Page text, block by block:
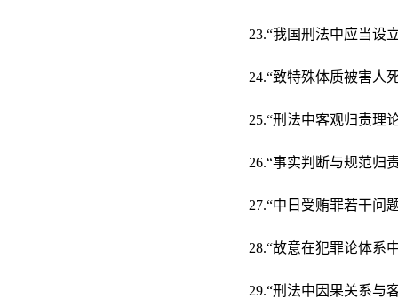
23.“我国刑法中应当设
24.“致特殊体质被害人
25.“刑法中客观归责理
26.“事实判断与规范归
27.“中日受贿罪若干问
28.“故意在犯罪论体系
29.“刑法中因果关系与